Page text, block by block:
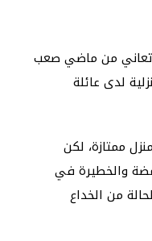
تعاني من ماضي صعب
لدى عائلة
ممتازة، لكن
والخطيرة في
من الخداع